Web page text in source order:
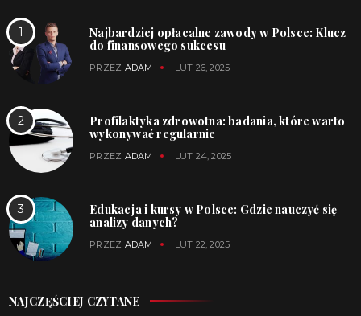
Najbardziej opłacalne zawody w Polsce: Klucz
do finansowego sukcesu
PRZEZ ADAM LUT 26, 2025
Profilaktyka zdrowotna: badania, które warto
wykonywać regularnie
PRZEZ ADAM LUT 24, 2025
Edukacja i kursy w Polsce: Gdzie nauczyć się
analizy danych?
PRZEZ ADAM LUT 22, 2025
NAJCZĘŚCIEJ CZYTANE